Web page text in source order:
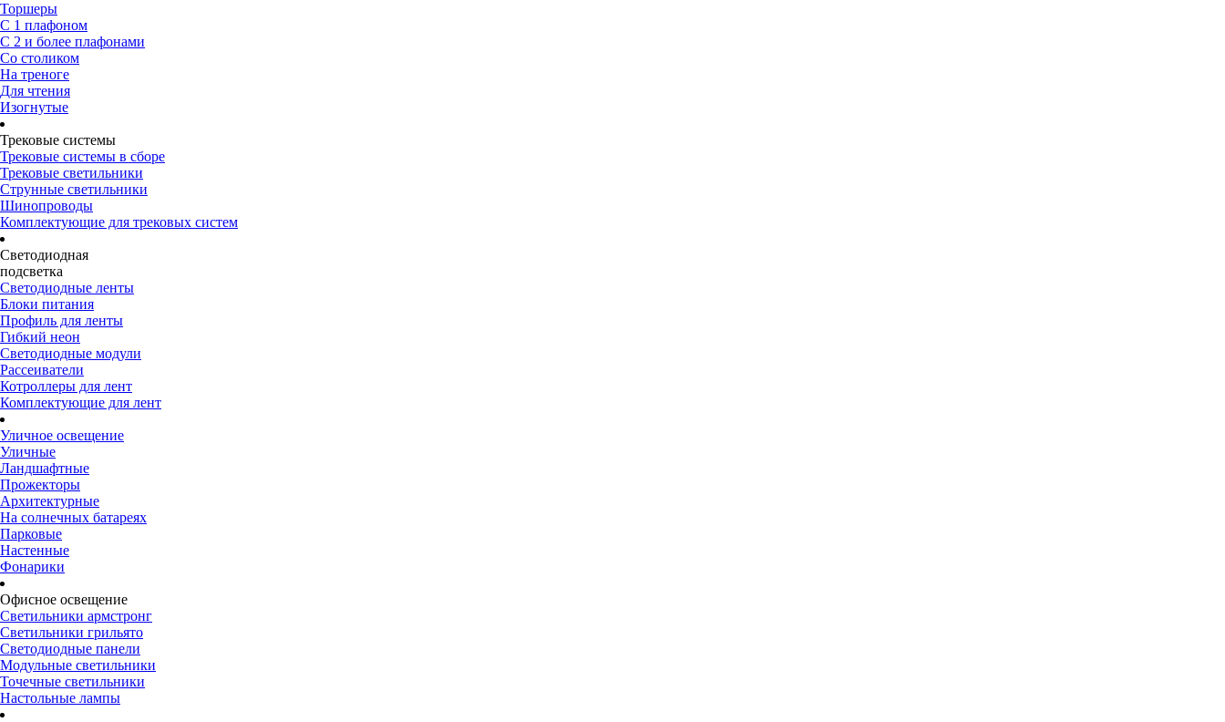
Торшеры
С 1 плафоном
С 2 и более плафонами
Со столиком
На треноге
Для чтения
Изогнутые
Трековые системы
Трековые системы в сборе
Трековые светильники
Струнные светильники
Шинопроводы
Комплектующие для трековых систем
Светодиодная
подсветка
Светодиодные ленты
Блоки питания
Профиль для ленты
Гибкий неон
Светодиодные модули
Рассеиватели
Котроллеры для лент
Комплектующие для лент
Уличное освещение
Уличные
Ландшафтные
Прожекторы
Архитектурные
На солнечных батареях
Парковые
Настенные
Фонарики
Офисное освещение
Светильники армстронг
Светильники грильято
Светодиодные панели
Модульные светильники
Точечные светильники
Настольные лампы